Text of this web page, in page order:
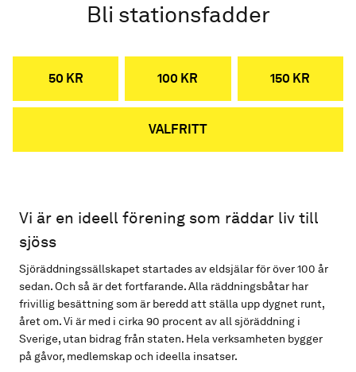
Bli stationsfadder
50 KR 100 KR 150 KR
VALFRITT
Vi är en ideell förening som räddar liv till
sjöss
Sjöräddningssällskapet startades av eldsjälar för över 100 år
sedan. Och så är det fortfarande. Alla räddningsbåtar har
frivillig besättning som är beredd att ställa upp dygnet runt,
året om. Vi är med i cirka 90 procent av all sjöräddning i
Sverige, utan bidrag från staten. Hela verksamheten bygger
på gåvor, medlemskap och ideella insatser.